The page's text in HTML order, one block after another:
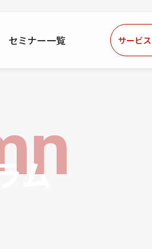
セミナー一覧 サービ
ム